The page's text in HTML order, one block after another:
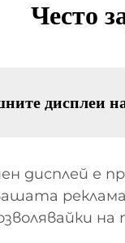
Често
дисплеи
дисплей е